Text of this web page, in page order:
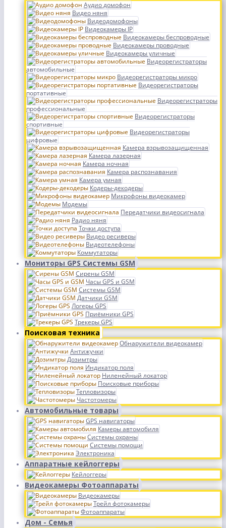
Аудио домофон
Видео няня
Видеодомофоны
Видеокамеры IP
Видеокамеры беспроводные
Видеокамеры проводные
Видеокамеры уличные
Видеорегистраторы
автомобильные
Видеорегистраторы микро
Видеорегистраторы
портативные
Видеорегистраторы
профессиональные
Видеорегистраторы
спортивные
Видеорегистраторы
цифровые
Камера взрывозащищенная
Камера лазерная
Камера ночная
Камера распознавания
Камера умная
Кодеры-декодеры
Микрофоны видеокамер
Модемы
Передатчики видеосигнала
Радио няня
Точки доступа
Видео ресиверы
Видеотелефоны
Коммутаторы
Мониторы GPS Системы GSM
Сирены GSM
Часы GPS и GSM
Системы GSM
Датчики GSM
Логеры GPS
Приёмники GPS
Трекеры GPS
Поисковая техника
Обнаружители видеокамер
Антижучки
Дозимтры
Индикатор поля
Ниленейный локатор
Поисковые приборы
Тепловизоры
Частотомеры
Автомобильные товары
GPS навигаторы
Камеры автомобиля
Системы охраны
Системы помощи
Электроника
Аппаратные кейлоггеры
Кейлоггеры
Видеокамеры Фотоаппараты
Видеокамеры
Трейл фотокамеры
Фотоаппараты
Дом - Семья